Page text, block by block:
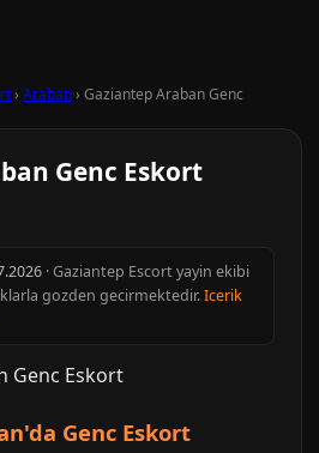
› Araban› Gaziantep Araban Genc
Genc Eskort
· Gaziantep Escort yayin ekibi
gozden gecirmektedir.Icerik
Genc Eskort